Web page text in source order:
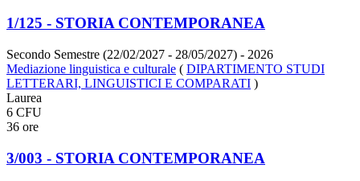
1/125 - STORIA CONTEMPORANEA
Secondo Semestre (22/02/2027 - 28/05/2027) - 2026
Mediazione linguistica e culturale ( DIPARTIMENTO STUDI
LETTERARI, LINGUISTICI E COMPARATI )
Laurea
6 CFU
36 ore
3/003 - STORIA CONTEMPORANEA